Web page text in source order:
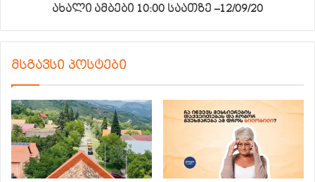
ახალი ამბები 10:00 საათზე –12/09/20
მსგავსი პოსტები